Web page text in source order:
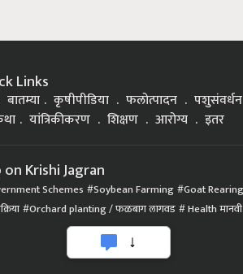
Links
बातम्या कृषीपीडिया फलोत्पादन पशुसंवर्धन
यांत्रिकीकरण शिक्षण आरोग्य इतर
Krishi Jagran
Schemes Soybean Farming Goat Rearing
Orchard planting / फळबाग लागवड Health